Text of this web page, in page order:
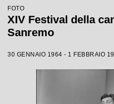
FOTO
XIV Festival della
Sanremo
30 GENNAIO 1964 - 1 FEBBRAIO